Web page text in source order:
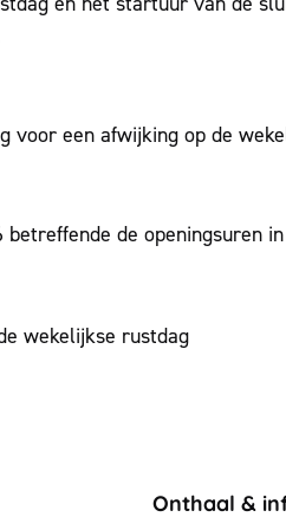
voor een afwijking op de
betreffende de openingsuren
wekelijkse rustdag
Contact &
Onthaal &